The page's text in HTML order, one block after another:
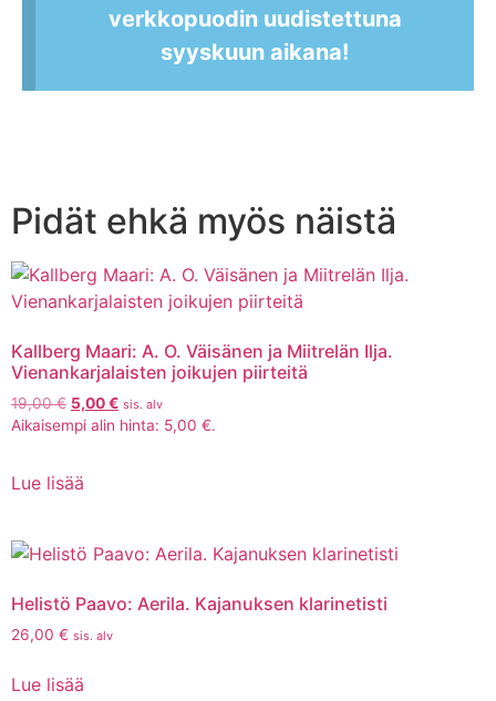
verkkopuodin uudistettuna
syyskuun aikana!
Pidät ehkä myös näistä
Kallberg Maari: A. O. Väisänen ja Miitrelän Ilja.
Vienankarjalaisten joikujen piirteitä
19,00€ 5,00€ sis. alv
Aikaisempi alin hinta: 5,00 €.
Lue lisää
Helistö Paavo: Aerila. Kajanuksen klarinetisti
26,00 € sis. alv
Lue lisää